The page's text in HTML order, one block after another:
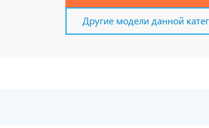
Другие модели данной